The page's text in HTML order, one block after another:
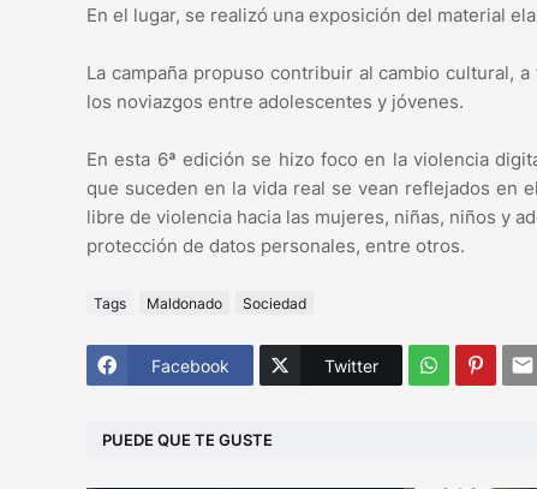
En el lugar, se realizó una exposición del material
La campaña propuso contribuir al cambio cultural,
los noviazgos entre adolescentes y jóvenes.
En esta 6ª edición se hizo foco en la violencia
que suceden en la vida real se vean reflejados en
libre de violencia hacia las mujeres, niñas, niños y
protección de datos personales, entre otros.
Tags Maldonado Sociedad
Facebook Twitter
PUEDE QUE TE GUSTE